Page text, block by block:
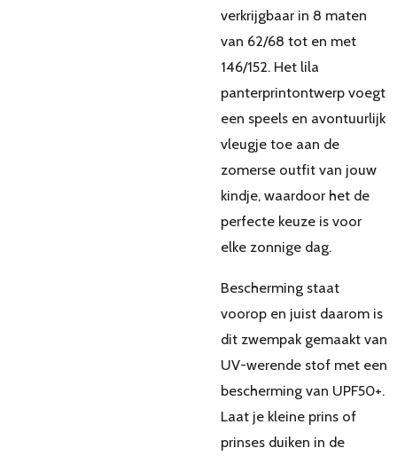
verkrijgbaar in 8 maten
van 62/68 tot en met
146/152. Het lila
panterprintontwerp voegt
een speels en avontuurlijk
vleugje toe aan de
zomerse outfit van jouw
kindje, waardoor het de
perfecte keuze is voor
elke zonnige dag.
Bescherming staat
voorop en juist daarom is
dit zwempak gemaakt van
UV-werende stof met een
bescherming van UPF50+.
Laat je kleine prins of
prinses duiken in de